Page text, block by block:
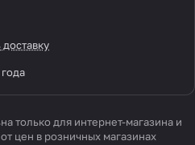
доставку
только для интернет-магазина и
цен в розничных магазинах